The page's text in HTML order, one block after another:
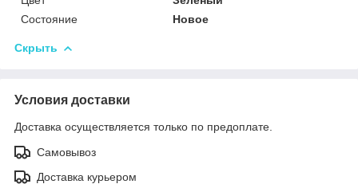
Состояние
Новое
Скрыть
Условия доставки
Доставка осуществляется только по предоплате.
Самовывоз
Доставка курьером